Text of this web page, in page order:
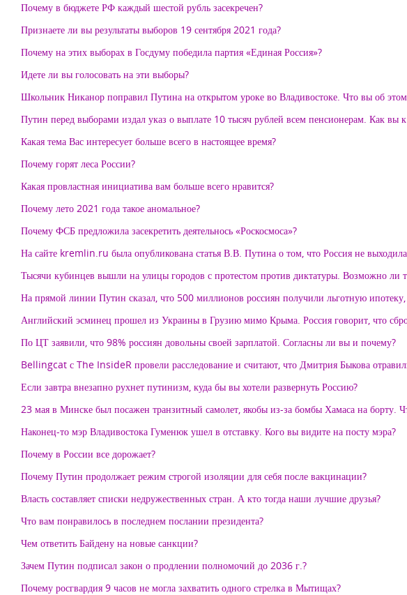
Почему в бюджете РФ каждый шестой рубль засекречен?
Признаете ли вы результаты выборов 19 сентября 2021 года?
Почему на этих выборах в Госдуму победила партия «Единая Россия»?
Идете ли вы голосовать на эти выборы?
Школьник Никанор поправил Путина на открытом уроке во Владивостоке. Что вы об этом
Путин перед выборами издал указ о выплате 10 тысяч рублей всем пенсионерам. Как вы к
Какая тема Вас интересует больше всего в настоящее время?
Почему горят леса России?
Какая провластная инициатива вам больше всего нравится?
Почему лето 2021 года такое аномальное?
Почему ФСБ предложила засекретить деятельнось «Роскосмоса»?
На сайте kremlin.ru была опубликована статья В.В. Путина о том, что Россия не
Тысячи кубинцев вышли на улицы городов с протестом против диктатуры. Возможно ли
На прямой линии Путин сказал, что 500 миллионов россиян получили льготную
Английский эсминец прошел из Украины в Грузию мимо Крыма. Россия говорит, что
По ЦТ заявили, что 98% россиян довольны своей зарплатой. Согласны ли вы и почему?
Bellingcat с The InsideR провели расследование и считают, что Дмитрия Быкова
Если завтра внезапно рухнет путинизм, куда бы вы хотели развернуть Россию?
23 мая в Минске был посажен транзитный самолет, якобы из-за бомбы Хамаса на борту.
Наконец-то мэр Владивостока Гуменюк ушел в отставку. Кого вы видите на посту мэра?
Почему в России все дорожает?
Почему Путин продолжает режим строгой изоляции для себя после вакцинации?
Власть составляет списки недружественных стран. А кто тогда наши лучшие друзья?
Что вам понравилось в последнем послании президента?
Чем ответить Байдену на новые санкции?
Зачем Путин подписал закон о продлении полномочий до 2036 г.?
Почему росгвардия 9 часов не могла захватить одного стрелка в Мытищах?